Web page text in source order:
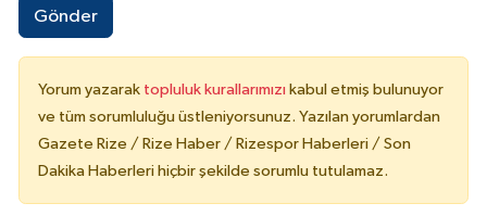
Gönder
Yorum yazarak topluluk kurallarımızı kabul etmiş bulunuyor
ve tüm sorumluluğu üstleniyorsunuz. Yazılan yorumlardan
Gazete Rize / Rize Haber / Rizespor Haberleri / Son
Dakika Haberleri hiçbir şekilde sorumlu tutulamaz.